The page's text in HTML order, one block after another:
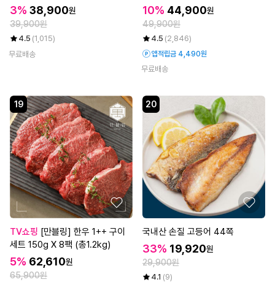
g)
3% 38,900원
39,900원
4.5 (1,015)
무료배송
10% 44,900원
49,900원
4.5 (2,846)
앱적립금 4,490원
무료배송
19
TV쇼핑
세트 150g X 8팩 (총1.2kg)
5% 62,610원
65,900원
20
국내산 손질 고등어 44쪽
33% 19,920원
29,900원
4.1 (9)